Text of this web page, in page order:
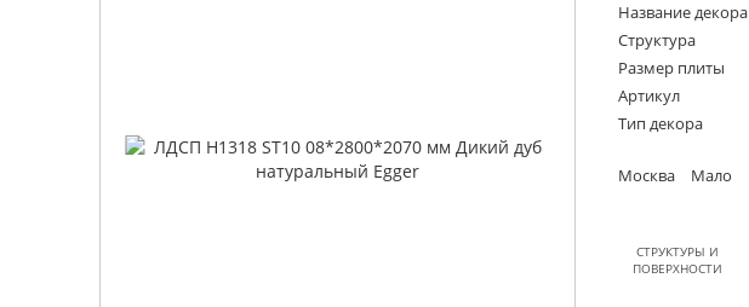
Название декора
Структура
Размер плиты
Артикул
Тип декора
Москва Мало
СТРУКТУРЫ И
ПОВЕРХНОСТИ